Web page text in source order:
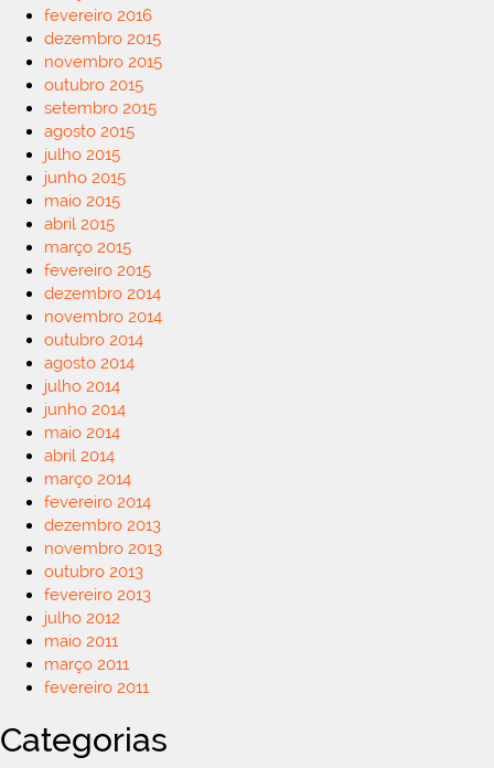
fevereiro 2016
dezembro 2015
novembro 2015
outubro 2015
setembro 2015
agosto 2015
julho 2015
junho 2015
maio 2015
abril 2015
março 2015
fevereiro 2015
dezembro 2014
novembro 2014
outubro 2014
agosto 2014
julho 2014
junho 2014
maio 2014
abril 2014
março 2014
fevereiro 2014
dezembro 2013
novembro 2013
outubro 2013
fevereiro 2013
julho 2012
maio 2011
março 2011
fevereiro 2011
Categorias